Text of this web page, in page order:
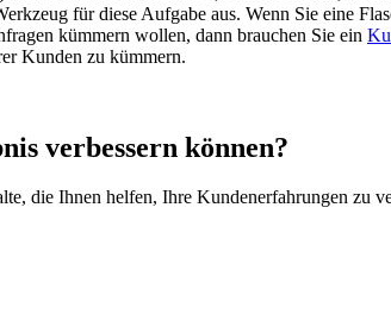
für diese Aufgabe aus. Wenn Sie eine
kümmern wollen, dann brauchen Sie ein
Kunden zu kümmern.
verbessern können?
die Ihnen helfen, Ihre Kundenerfahrungen zu